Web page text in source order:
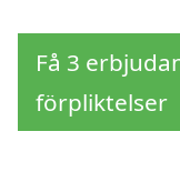
Få 3
förpliktelser